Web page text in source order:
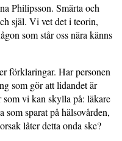
Philipsson. Smärta och
själ. Vi vet det i teorin,
som står oss nära känns
förklaringar. Har personen
som gör att lidandet är
vi kan skylla på: läkare
sparat på hälsovården,
låter detta onda ske?